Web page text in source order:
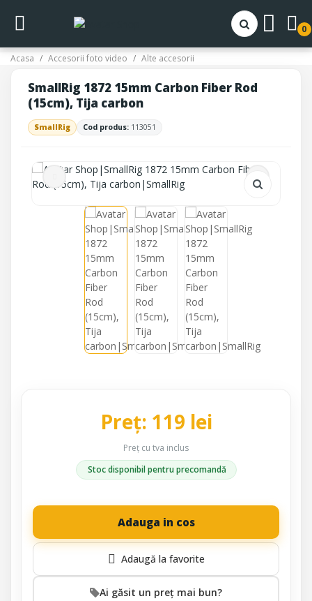
0
Acasa Accesorii foto video Alte accesorii
SmallRig 1872 15mm Carbon Fiber Rod
(15cm), Tija carbon
SmallRig Cod produs: 113051
Preț: 119 lei
Preț cu tva inclus
Stoc disponibil pentru precomandă
Adauga in cos
Ai găsit un preț mai bun?